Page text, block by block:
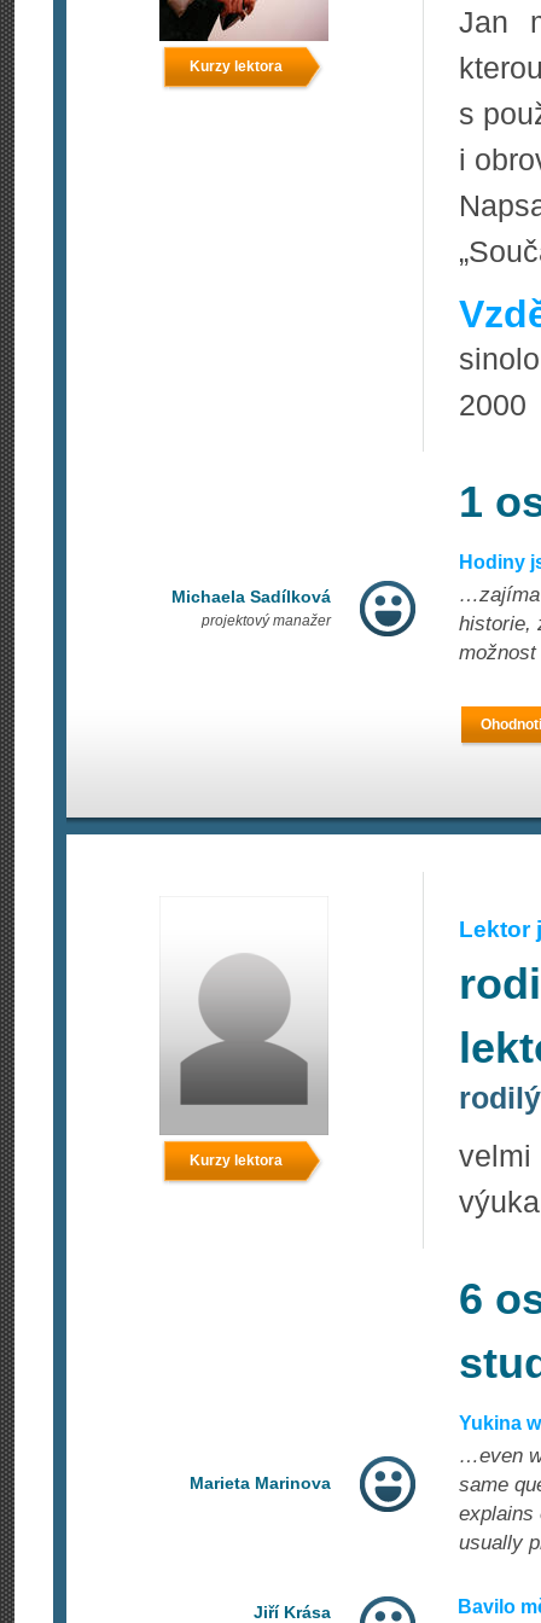
Kurzy lektora
Jan
s
i
2000
1
Michaela Sadílková
projektový manažer
Hodiny
historie,
Kurzy lektora
Lektor
6
Marieta Marinova
Yukina
…even
same
explains
usually
Jiří Krása Bavilo